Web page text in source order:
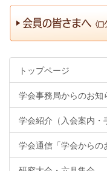
トップページ
学会事務局からのお知
学会紹介（入会案内・
学会通信「学会からの